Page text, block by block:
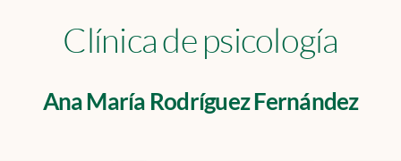
Clínica de psicología
Ana María Rodríguez Fernández